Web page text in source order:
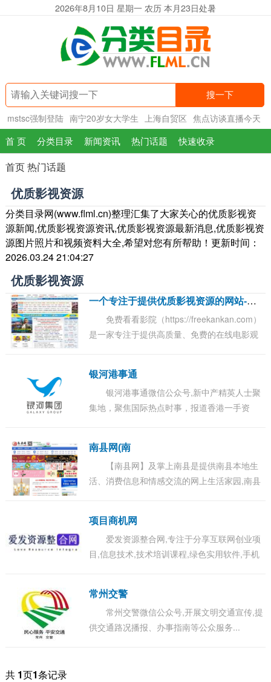
2026年8月10日 星期一 农历 本月23日处暑
搜一下
mstsc强制登陆 南宁20岁女大学生 上海自贸区 焦点访谈直播今天
首 页 分类目录 新闻资讯 热门话题 快速收录
首页热门话题
优质影视资源
分类目录网(www.flml.cn)整理汇集了大家关心的优质影视资
源新闻,优质影视资源资讯,优质影视资源最新消息,优质影视资
源图片照片和视频资料大全,希望对您有所帮助！更新时间：
2026.03.24 21:04:27
优质影视资源
一
个专注于提供优质影视资源的网站-免费看看影院
免费看看影院（https://freekankan.com）
是一家专注于提供高质量、免费的在线电影观
或...
银河港事通
银河港事通微信公众号,新中产精英人士聚
集地，聚焦国际热点时事，报道香港一手资
南县网(南
【南县网】及掌上南县是提供南县本地生
活、消费信息和情感交流的网上生活家园,南县
项目商机网
爱发资源整合网,专注于分享互联网创业项
目,信息技术,技术培训课程,绿色实用软件,手机
常州交警
常州交警微信公众号,开展文明交通宣传,提
供交通路况播报、办事指南等公众服务...
共 1页1条记录